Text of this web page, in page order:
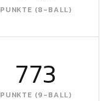
PUNKTE (8-BALL)
773
PUNKTE (9-BALL)